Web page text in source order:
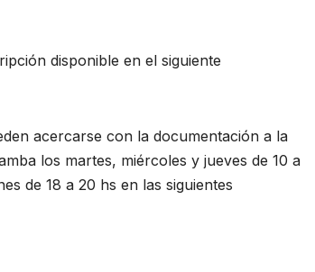
disponible en el siguiente
acercarse con la documentación a la
los martes, miércoles y jueves de 10 a
de 18 a 20 hs en las siguientes